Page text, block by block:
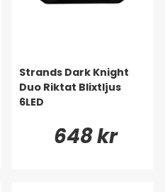
Strands Dark Knight
Duo Riktat Blixtljus
6LED
648 kr